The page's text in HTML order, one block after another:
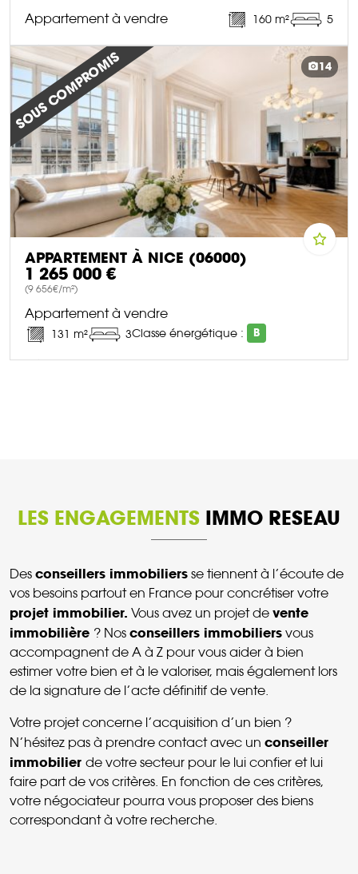
Appartement à vendre 160 m² 5
DÉCOUVRIR CE BIEN
SOUS COMPROMIS 14
APPARTEMENT À NICE (06000)
1 265 000 €
(9 656€/m²)
Appartement à vendre
131 m² 3Classe énergétique : B
LES ENGAGEMENTS IMMO RESEAU
Des conseillers immobiliers se tiennent à l’écoute de
vos besoins partout en France pour concrétiser votre
projet immobilier. Vous avez un projet de vente
immobilière ? Nos conseillers immobiliers vous
accompagnent de A à Z pour vous aider à bien
estimer votre bien et à le valoriser, mais également lors
de la signature de l’acte définitif de vente.
Votre projet concerne l’acquisition d’un bien ?
N’hésitez pas à prendre contact avec un conseiller
immobilier de votre secteur pour le lui confier et lui
faire part de vos critères. En fonction de ces critères,
votre négociateur pourra vous proposer des biens
correspondant à votre recherche.